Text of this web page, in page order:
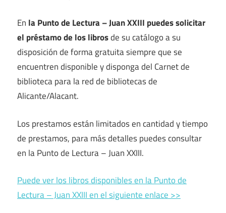
En la Punto de Lectura – Juan XXIII puedes solicitar
el préstamo de los librosde su catálogo a su
disposición de forma gratuita siempre que se
encuentren disponible y disponga del Carnet de
biblioteca para la red de bibliotecas de
Alicante/Alacant.
Los prestamos están limitados en cantidad y tiempo
de prestamos, para más detalles puedes consultar
en la Punto de Lectura – Juan XXIII.
Puede ver los libros disponibles en la Punto de
Lectura – Juan XXIII en el siguiente enlace >>